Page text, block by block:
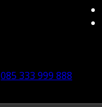
085 333 999 888